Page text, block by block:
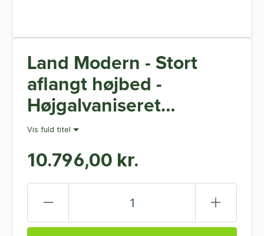
Land Modern - Stort
aflangt højbed -
Højgalvaniseret
Magnelis - 80 x 240 cm
80 cm høj (Stablet) -
Uden bundplade
Vis fuld titel
10.796,00 kr.